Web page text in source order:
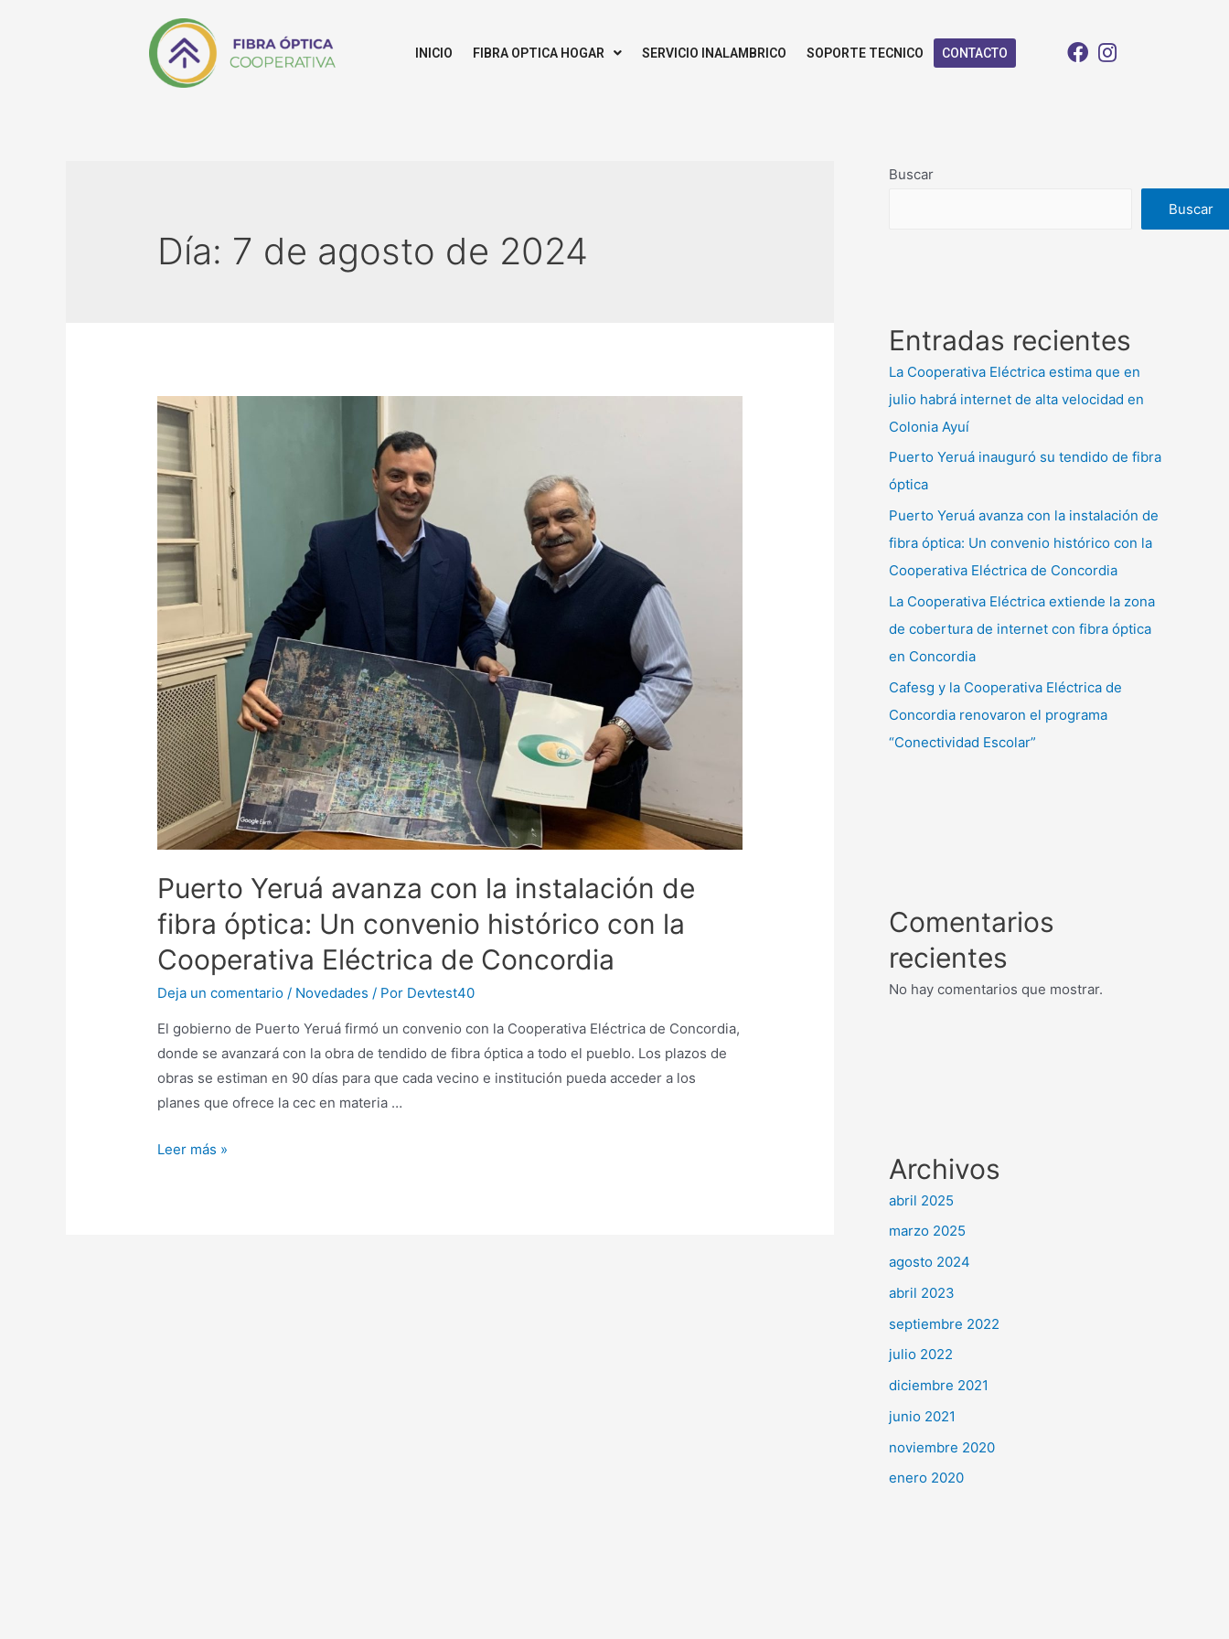
INICIO FIBRA OPTICA HOGAR SERVICIO INALAMBRICO SOPORTE TECNICO CONTACTO
Día: 7 de agosto de 2024
Puerto Yeruá avanza con la instalación de
fibra óptica: Un convenio histórico con la
Cooperativa Eléctrica de Concordia
Deja un comentario / Novedades / Por Devtest40
El gobierno de Puerto Yeruá firmó un convenio con la Cooperativa Eléctrica de Concordia,
donde se avanzará con la obra de tendido de fibra óptica a todo el pueblo. Los plazos de
obras se estiman en 90 días para que cada vecino e institución pueda acceder a los
planes que ofrece la cec en materia …
Leer más »
Buscar
Buscar
Entradas recientes
La Cooperativa Eléctrica estima que en
julio habrá internet de alta velocidad en
Colonia Ayuí
Puerto Yeruá inauguró su tendido de fibra
óptica
Puerto Yeruá avanza con la instalación de
fibra óptica: Un convenio histórico con la
Cooperativa Eléctrica de Concordia
La Cooperativa Eléctrica extiende la zona
de cobertura de internet con fibra óptica
en Concordia
Cafesg y la Cooperativa Eléctrica de
Concordia renovaron el programa
“Conectividad Escolar”
Comentarios
recientes
No hay comentarios que mostrar.
Archivos
abril 2025
marzo 2025
agosto 2024
abril 2023
septiembre 2022
julio 2022
diciembre 2021
junio 2021
noviembre 2020
enero 2020